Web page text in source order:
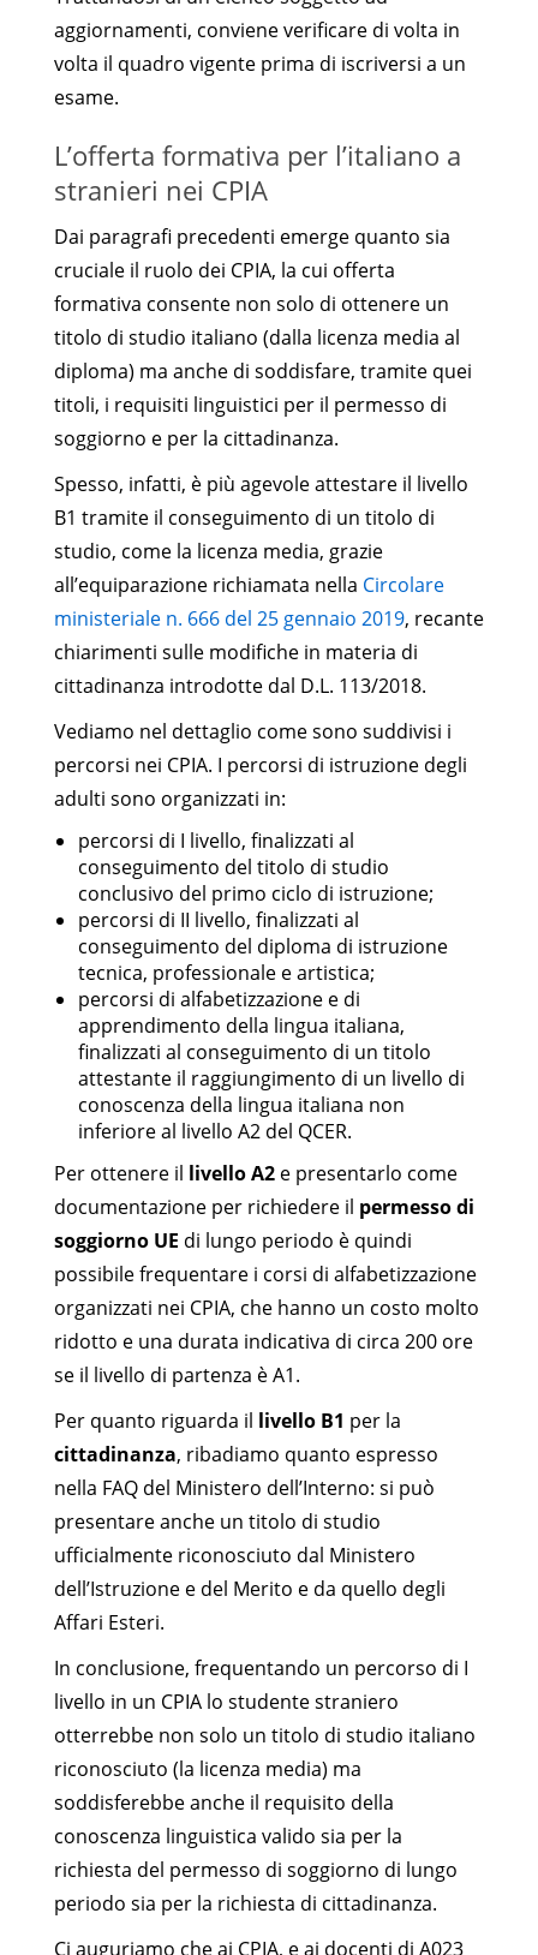
aggiornamenti, conviene verificare di volta in
volta il quadro vigente prima di iscriversi a un
esame.
L’offerta formativa per l’italiano a
stranieri nei CPIA
Dai paragrafi precedenti emerge quanto sia
cruciale il ruolo dei CPIA, la cui offerta
formativa consente non solo di ottenere un
titolo di studio italiano (dalla licenza media al
diploma) ma anche di soddisfare, tramite quei
titoli, i requisiti linguistici per il permesso di
soggiorno e per la cittadinanza.
Spesso, infatti, è più agevole attestare il livello
B1 tramite il conseguimento di un titolo di
studio, come la licenza media, grazie
all’equiparazione richiamata nella Circolare
ministeriale n. 666 del 25 gennaio 2019, recante
chiarimenti sulle modifiche in materia di
cittadinanza introdotte dal D.L. 113/2018.
Vediamo nel dettaglio come sono suddivisi i
percorsi nei CPIA. I percorsi di istruzione degli
adulti sono organizzati in:
percorsi di I livello, finalizzati al
conseguimento del titolo di studio
conclusivo del primo ciclo di istruzione;
percorsi di II livello, finalizzati al
conseguimento del diploma di istruzione
tecnica, professionale e artistica;
percorsi di alfabetizzazione e di
apprendimento della lingua italiana,
finalizzati al conseguimento di un titolo
attestante il raggiungimento di un livello di
conoscenza della lingua italiana non
inferiore al livello A2 del QCER.
Per ottenere il livello A2 e presentarlo come
documentazione per richiedere il permesso di
soggiorno UE di lungo periodo è quindi
possibile frequentare i corsi di alfabetizzazione
organizzati nei CPIA, che hanno un costo molto
ridotto e una durata indicativa di circa 200 ore
se il livello di partenza è A1.
Per quanto riguarda il livello B1 per la
cittadinanza, ribadiamo quanto espresso
nella FAQ del Ministero dell’Interno: si può
presentare anche un titolo di studio
ufficialmente riconosciuto dal Ministero
dell’Istruzione e del Merito e da quello degli
Affari Esteri.
In conclusione, frequentando un percorso di I
livello in un CPIA lo studente straniero
otterrebbe non solo un titolo di studio italiano
riconosciuto (la licenza media) ma
soddisferebbe anche il requisito della
conoscenza linguistica valido sia per la
richiesta del permesso di soggiorno di lungo
periodo sia per la richiesta di cittadinanza.
Ci auguriamo che ai CPIA, e ai docenti di A023